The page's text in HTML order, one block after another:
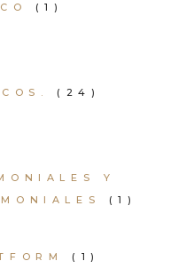
(1)
(24)
Y
(1)
(1)